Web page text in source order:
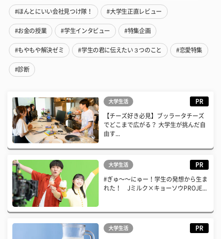
#ほんとにいい会社見つけ隊！ #大学生正直レビュー
#お金の授業 #学生インタビュー #特集企画
#もやもや解決ゼミ #学生の君に伝えたい３つのこと #恋愛特集
#診断
大学生活 PR
【チーズ好き必見】ブッラータチーズ
でどこまで広がる？ 大学生が挑んだ自
由す...
大学生活 PR
#ぎゅ〜〜にゅー！学生の発想から生ま
れた！ Jミルク×キョーソウPROJE...
大学生活 PR